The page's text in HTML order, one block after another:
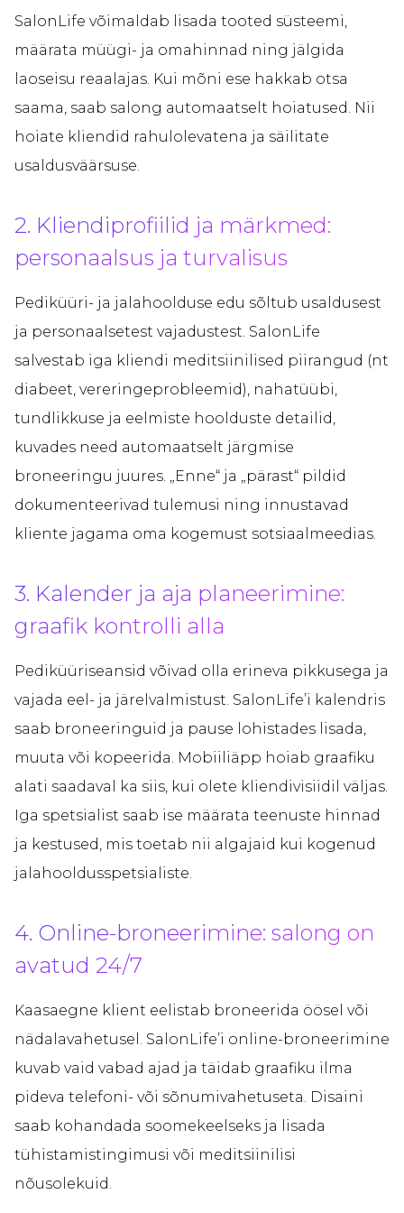
SalonLife võimaldab lisada tooted süsteemi,
määrata müügi- ja omahinnad ning jälgida
laoseisu reaalajas. Kui mõni ese hakkab otsa
saama, saab salong automaatselt hoiatused. Nii
hoiate kliendid rahulolevatena ja säilitate
usaldusväärsuse.
2. Kliendiprofiilid ja märkmed:
personaalsus ja turvalisus
Pediküüri- ja jalahoolduse edu sõltub usaldusest
ja personaalsetest vajadustest. SalonLife
salvestab iga kliendi meditsiinilised piirangud (nt
diabeet, vereringeprobleemid), nahatüübi,
tundlikkuse ja eelmiste hoolduste detailid,
kuvades need automaatselt järgmise
broneeringu juures. „Enne“ ja „pärast“ pildid
dokumenteerivad tulemusi ning innustavad
kliente jagama oma kogemust sotsiaalmeedias.
3. Kalender ja aja planeerimine:
graafik kontrolli alla
Pediküüriseansid võivad olla erineva pikkusega ja
vajada eel- ja järelvalmistust. SalonLife’i kalendris
saab broneeringuid ja pause lohistades lisada,
muuta või kopeerida. Mobiiliäpp hoiab graafiku
alati saadaval ka siis, kui olete kliendivisiidil väljas.
Iga spetsialist saab ise määrata teenuste hinnad
ja kestused, mis toetab nii algajaid kui kogenud
jalahooldusspetsialiste.
4. Online-broneerimine: salong on
avatud 24/7
Kaasaegne klient eelistab broneerida öösel või
nädalavahetusel. SalonLife’i online-broneerimine
kuvab vaid vabad ajad ja täidab graafiku ilma
pideva telefoni- või sõnumivahetuseta. Disaini
saab kohandada soomekeelseks ja lisada
tühistamistingimusi või meditsiinilisi
nõusolekuid.